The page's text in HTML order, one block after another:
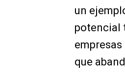
un
potencial
que